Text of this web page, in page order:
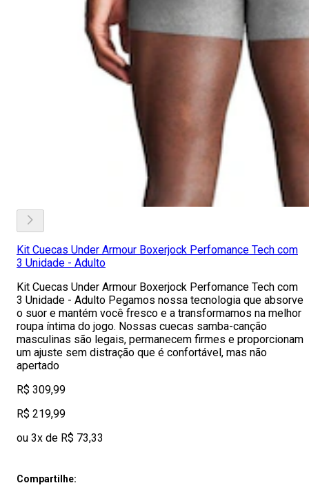
Kit Cuecas Under Armour Boxerjock Perfomance Tech com
3 Unidade - Adulto
Kit Cuecas Under Armour Boxerjock Perfomance Tech com
3 Unidade - Adulto Pegamos nossa tecnologia que absorve
o suor e mantém você fresco e a transformamos na melhor
roupa íntima do jogo. Nossas cuecas samba-canção
masculinas são legais, permanecem firmes e proporcionam
um ajuste sem distração que é confortável, mas não
apertado
R$ 309,99
R$ 219,99
ou 3x de R$ 73,33
Compartilhe: